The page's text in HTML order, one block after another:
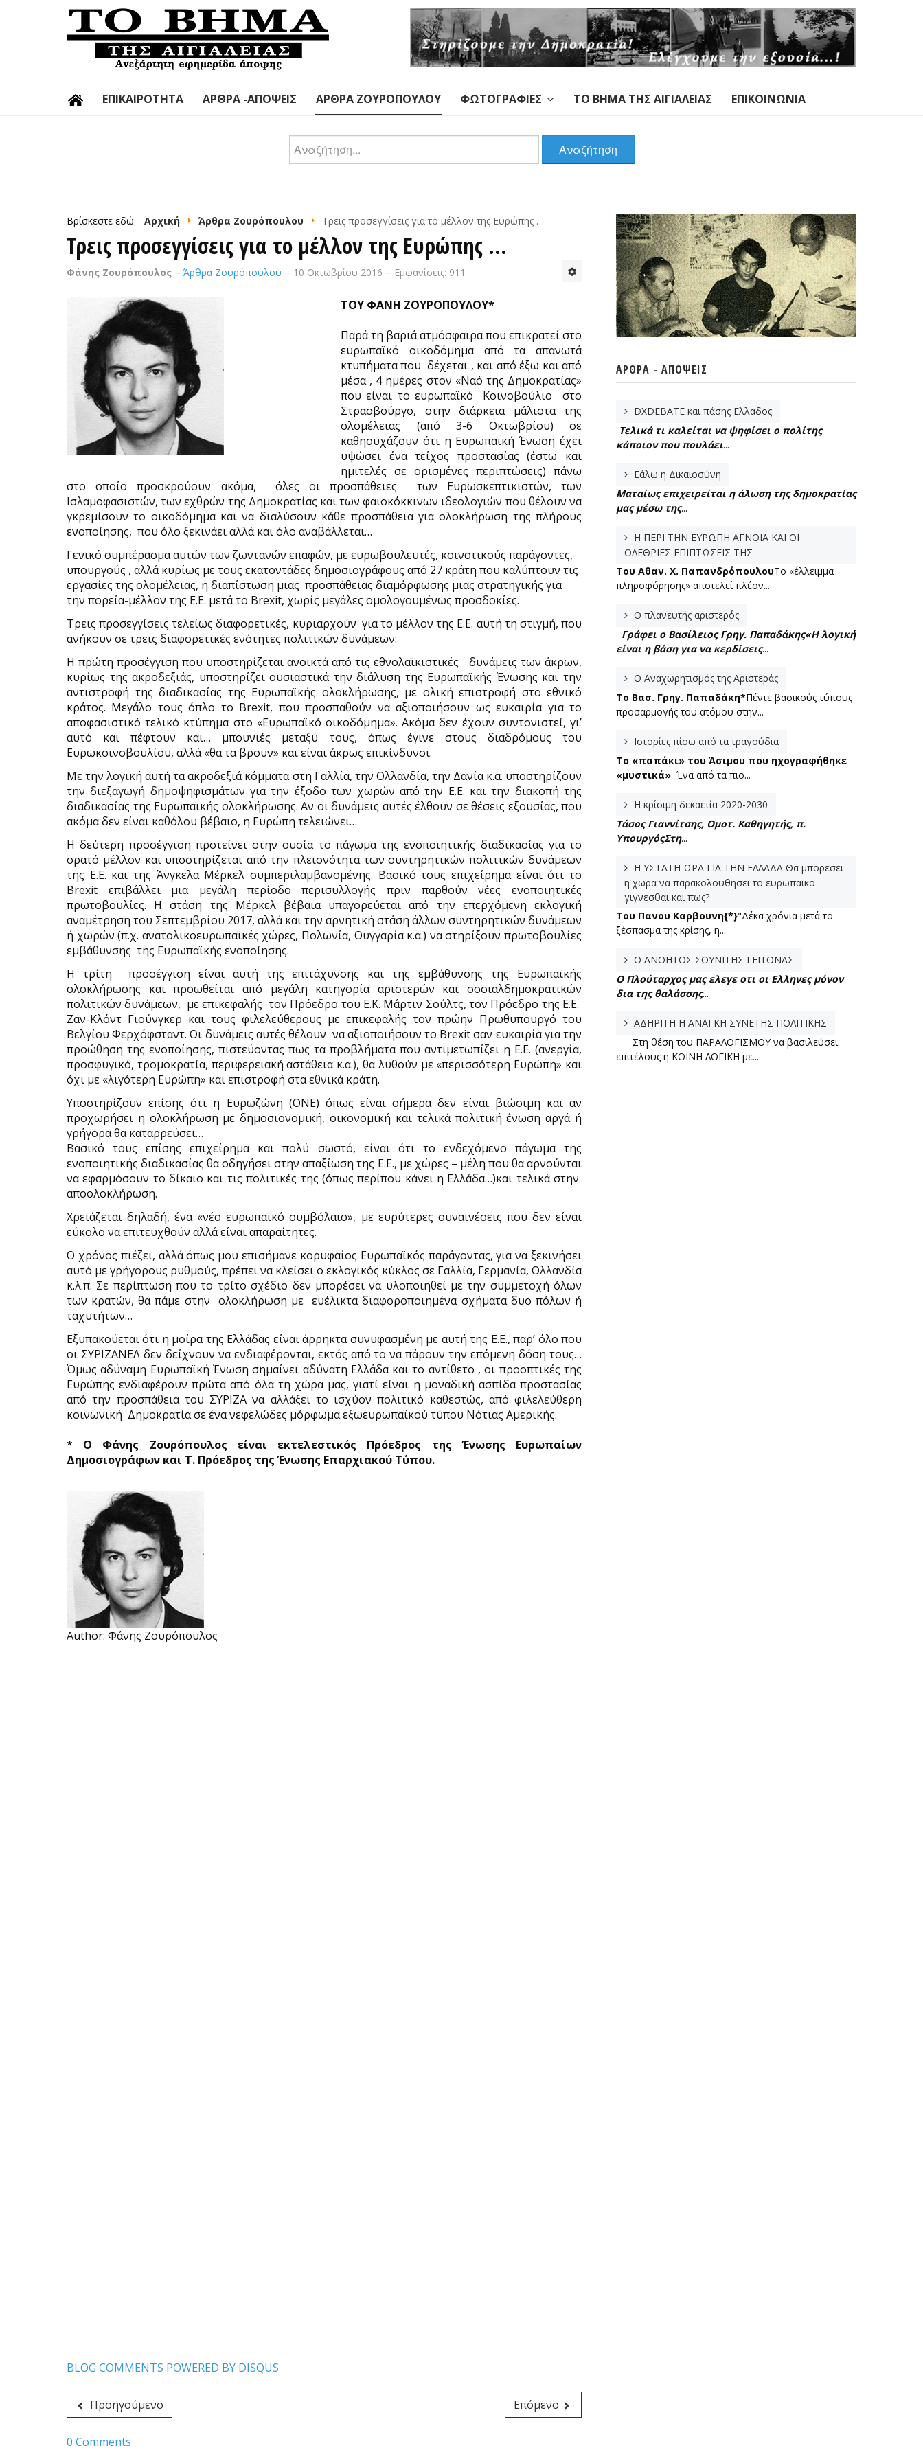
ΕΠΙΚΑΙΡΌΤΗΤΑ ΆΡΘΡΑ -ΑΠΌΨΕΙΣ ΆΡΘΡΑ ΖΟΥΡΌΠΟΥΛΟΥ ΦΩΤΟΓΡΑΦΊΕΣ ΤΟ ΒΉΜΑ ΤΗΣ ΑΙΓΙΑΛΕΊΑΣ ΕΠΙΚΟΙΝΩΝΊΑ
Αναζήτηση Αναζήτηση
Βρίσκεστε εδώ: Αρχική Άρθρα Ζουρόπουλου Τρεις προσεγγίσεις για το μέλλον της Ευρώπης …
Τρεις προσεγγίσεις για το μέλλον της Ευρώπης …
Φάνης Ζουρόπουλος Άρθρα Ζουρόπουλου 10 Οκτωβρίου 2016 Εμφανίσεις: 911
ΤΟΥ ΦΑΝΗ ΖΟΥΡΟΠΟΥΛΟΥ*
Παρά τη βαριά ατμόσφαιρα που επικρατεί στο
ευρωπαϊκό οικοδόμημα από τα απανωτά
κτυπήματα που δέχεται , και από έξω και από
μέσα , 4 ημέρες στον «Ναό της Δημοκρατίας»
που είναι το ευρωπαϊκό Κοινοβούλιο στο
Στρασβούργο, στην διάρκεια μάλιστα της
ολομέλειας (από 3-6 Οκτωβρίου) σε
καθησυχάζουν ότι η Ευρωπαϊκή Ένωση έχει
υψώσει ένα τείχος προστασίας (έστω και
ημιτελές σε ορισμένες περιπτώσεις) πάνω
στο οποίο προσκρούουν ακόμα, όλες οι προσπάθειες των Ευρωσκεπτικιστών, των
Ισλαμοφασιστών, των εχθρών της Δημοκρατίας και των φαιοκόκκινων ιδεολογιών που θέλουν να
γκρεμίσουν το οικοδόμημα και να διαλύσουν κάθε προσπάθεια για ολοκλήρωση της πλήρους
ενοποίησης, που όλο ξεκινάει αλλά και όλο αναβάλλεται…
Γενικό συμπέρασμα αυτών των ζωντανών επαφών, με ευρωβουλευτές, κοινοτικούς παράγοντες,
υπουργούς , αλλά κυρίως με τους εκατοντάδες δημοσιογράφους από 27 κράτη που καλύπτουν τις
εργασίες της ολομέλειας, η διαπίστωση μιας προσπάθειας διαμόρφωσης μιας στρατηγικής για
την πορεία-μέλλον της Ε.Ε. μετά το Brexit, χωρίς μεγάλες ομολογουμένως προσδοκίες.
Τρεις προσεγγίσεις τελείως διαφορετικές, κυριαρχούν για το μέλλον της Ε.Ε. αυτή τη στιγμή, που
ανήκουν σε τρεις διαφορετικές ενότητες πολιτικών δυνάμεων:
Η πρώτη προσέγγιση που υποστηρίζεται ανοικτά από τις εθνολαϊκιστικές δυνάμεις των άκρων,
κυρίως της ακροδεξιάς, υποστηρίζει ουσιαστικά την διάλυση της Ευρωπαϊκής Ένωσης και την
αντιστροφή της διαδικασίας της Ευρωπαϊκής ολοκλήρωσης, με ολική επιστροφή στο εθνικό
κράτος. Μεγάλο τους όπλο το Brexit, που προσπαθούν να αξιοποιήσουν ως ευκαιρία για το
αποφασιστικό τελικό κτύπημα στο «Ευρωπαϊκό οικοδόμημα». Ακόμα δεν έχουν συντονιστεί, γι’
αυτό και πέφτουν και… μπουνιές μεταξύ τους, όπως έγινε στους διαδρόμους του
Ευρωκοινοβουλίου, αλλά «θα τα βρουν» και είναι άκρως επικίνδυνοι.
Με την λογική αυτή τα ακροδεξιά κόμματα στη Γαλλία, την Ολλανδία, την Δανία κ.α. υποστηρίζουν
την διεξαγωγή δημοψηφισμάτων για την έξοδο των χωρών από την Ε.Ε. και την διακοπή της
διαδικασίας της Ευρωπαϊκής ολοκλήρωσης. Αν οι δυνάμεις αυτές έλθουν σε θέσεις εξουσίας, που
ακόμα δεν είναι καθόλου βέβαιο, η Ευρώπη τελειώνει…
Η δεύτερη προσέγγιση προτείνει στην ουσία το πάγωμα της ενοποιητικής διαδικασίας για το
ορατό μέλλον και υποστηρίζεται από την πλειονότητα των συντηρητικών πολιτικών δυνάμεων
της Ε.Ε. και της Άνγκελα Μέρκελ συμπεριλαμβανομένης. Βασικό τους επιχείρημα είναι ότι το
Brexit επιβάλλει μια μεγάλη περίοδο περισυλλογής πριν παρθούν νέες ενοποιητικές
πρωτοβουλίες. Η στάση της Μέρκελ βέβαια υπαγορεύεται από την επερχόμενη εκλογική
αναμέτρηση του Σεπτεμβρίου 2017, αλλά και την αρνητική στάση άλλων συντηρητικών δυνάμεων
ή χωρών (π.χ. ανατολικοευρωπαϊκές χώρες, Πολωνία, Ουγγαρία κ.α.) να στηρίξουν πρωτοβουλίες
εμβάθυνσης της Ευρωπαϊκής ενοποίησης.
Η τρίτη προσέγγιση είναι αυτή της επιτάχυνσης και της εμβάθυνσης της Ευρωπαϊκής
ολοκλήρωσης και προωθείται από μεγάλη κατηγορία αριστερών και σοσιαλδημοκρατικών
πολιτικών δυνάμεων, με επικεφαλής τον Πρόεδρο του Ε.Κ. Μάρτιν Σούλτς, τον Πρόεδρο της Ε.Ε.
Ζαν-Κλόντ Γιούνγκερ και τους φιλελεύθερους με επικεφαλής τον πρώην Πρωθυπουργό του
Βελγίου Φερχόφσταντ. Οι δυνάμεις αυτές θέλουν να αξιοποιήσουν το Brexit σαν ευκαιρία για την
προώθηση της ενοποίησης, πιστεύοντας πως τα προβλήματα που αντιμετωπίζει η Ε.Ε. (ανεργία,
προσφυγικό, τρομοκρατία, περιφερειακή αστάθεια κ.α.), θα λυθούν με «περισσότερη Ευρώπη» και
όχι με «λιγότερη Ευρώπη» και επιστροφή στα εθνικά κράτη.
Υποστηρίζουν επίσης ότι η Ευρωζώνη (ΟΝΕ) όπως είναι σήμερα δεν είναι βιώσιμη και αν
προχωρήσει η ολοκλήρωση με δημοσιονομική, οικονομική και τελικά πολιτική ένωση αργά ή
γρήγορα θα καταρρεύσει…
Βασικό τους επίσης επιχείρημα και πολύ σωστό, είναι ότι το ενδεχόμενο πάγωμα της
ενοποιητικής διαδικασίας θα οδηγήσει στην απαξίωση της Ε.Ε., με χώρες – μέλη που θα αρνούνται
να εφαρμόσουν το δίκαιο και τις πολιτικές της (όπως περίπου κάνει η Ελλάδα…)και τελικά στην
αποολοκλήρωση.
Χρειάζεται δηλαδή, ένα «νέο ευρωπαϊκό συμβόλαιο», με ευρύτερες συναινέσεις που δεν είναι
εύκολο να επιτευχθούν αλλά είναι απαραίτητες.
Ο χρόνος πιέζει, αλλά όπως μου επισήμανε κορυφαίος Ευρωπαϊκός παράγοντας, για να ξεκινήσει
αυτό με γρήγορους ρυθμούς, πρέπει να κλείσει ο εκλογικός κύκλος σε Γαλλία, Γερμανία, Ολλανδία
κ.λ.π. Σε περίπτωση που το τρίτο σχέδιο δεν μπορέσει να υλοποιηθεί με την συμμετοχή όλων
των κρατών, θα πάμε στην ολοκλήρωση με ευέλικτα διαφοροποιημένα σχήματα δυο πόλων ή
ταχυτήτων…
Εξυπακούεται ότι η μοίρα της Ελλάδας είναι άρρηκτα συνυφασμένη με αυτή της Ε.Ε., παρ’ όλο που
οι ΣΥΡΙΖΑΝΕΛ δεν δείχνουν να ενδιαφέρονται, εκτός από το να πάρουν την επόμενη δόση τους…
Όμως αδύναμη Ευρωπαϊκή Ένωση σημαίνει αδύνατη Ελλάδα και το αντίθετο , οι προοπτικές της
Ευρώπης ενδιαφέρουν πρώτα από όλα τη χώρα μας, γιατί είναι η μοναδική ασπίδα προστασίας
από την προσπάθεια του ΣΥΡΙΖΑ να αλλάξει το ισχύον πολιτικό καθεστώς, από φιλελεύθερη
κοινωνική Δημοκρατία σε ένα νεφελώδες μόρφωμα εξωευρωπαϊκού τύπου Νότιας Αμερικής.
* Ο Φάνης Ζουρόπουλος είναι εκτελεστικός Πρόεδρος της Ένωσης Ευρωπαίων
Δημοσιογράφων και Τ. Πρόεδρος της Ένωσης Επαρχιακού Τύπου.
Author: Φάνης Ζουρόπουλος
BLOG COMMENTS POWERED BY DISQUS
Προηγούμενο Επόμενο
0 Comments
ΆΡΘΡΑ - ΑΠΌΨΕΙΣ
DXDEBATE και πάσης Ελλαδος
Τελικά τι καλείται να ψηφίσει ο πολίτης
κάποιον που πουλάει...
Εάλω η Δικαιοσύνη
Ματαίως επιχειρείται η άλωση της δημοκρατίας
μας μέσω της...
Η ΠΕΡΙ ΤΗΝ ΕΥΡΩΠΗ ΑΓΝΟΙΑ ΚΑΙ ΟΙ
ΟΛΕΘΡΙΕΣ ΕΠΙΠΤΩΣΕΙΣ ΤΗΣ
Tου Αθαν. Χ. ΠαπανδρόπουλουΤο «έλλειμμα
πληροφόρησης» αποτελεί πλέον...
Ο πλανευτής αριστερός
Γράφει ο Βασίλειος Γρηγ. Παπαδάκης«Η λογική
είναι η βάση για να κερδίσεις...
Ο Αναχωρητισμός της Αριστεράς
To Βασ. Γρηγ. Παπαδάκη*Πέντε βασικούς τύπους
προσαρμογής του ατόμου στην...
Ιστορίες πίσω από τα τραγούδια
Το «παπάκι» του Άσιμου που ηχογραφήθηκε
«μυστικά» Ένα από τα πιο...
Η κρίσιμη δεκαετία 2020-2030
Τάσος Γιαννίτσης, Ομοτ. Καθηγητής, π.
ΥπουργόςΣτη...
Η ΥΣΤΑΤΗ ΩΡΑ ΓΙΑ ΤΗΝ ΕΛΛΑΔΑ Θα μπορεσει
η χωρα να παρακολουθησει το ευρωπαικο
γιγνεσθαι και πως?
Του Πανου Καρβουνη{*}"Δέκα χρόνια μετά το
ξέσπασμα της κρίσης, η...
Ο ΑΝΟΗΤΟΣ ΣΟΥΝΙΤΗΣ ΓΕΙΤΟΝΑΣ
Ο Πλούταρχος μας ελεγε οτι οι Ελληνες μόνον
δια της θαλάσσης...
ΑΔΗΡΙΤΗ Η ΑΝΑΓΚΗ ΣΥΝΕΤΗΣ ΠΟΛΙΤΙΚΗΣ
Στη θέση του ΠΑΡΑΛΟΓΙΣΜΟΥ να βασιλεύσει
επιτέλους η ΚΟΙΝΗ ΛΟΓΙΚΗ με...